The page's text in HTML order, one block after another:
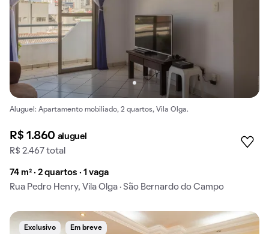
Aluguel: Apartamento mobiliado, 2 quartos, Vila Olga.
R$ 1.860 aluguel
R$ 2.467 total
74 m² · 2 quartos · 1 vaga
Rua Pedro Henry, Vila Olga · São Bernardo do Campo
Exclusivo Em breve